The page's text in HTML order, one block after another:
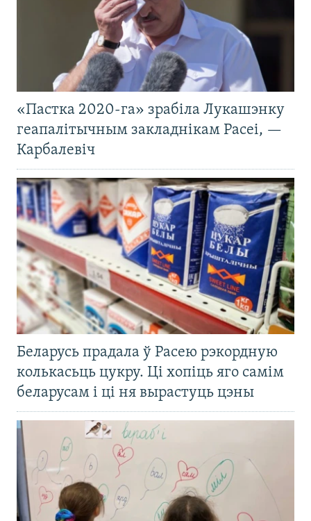
«Пастка 2020-га» зрабіла Лукашэнку
геапалітычным закладнікам Расеі, —
Карбалевіч
Беларусь прадала ў Расею рэкордную
колькасьць цукру. Ці хопіць яго самім
беларусам і ці ня вырастуць цэны